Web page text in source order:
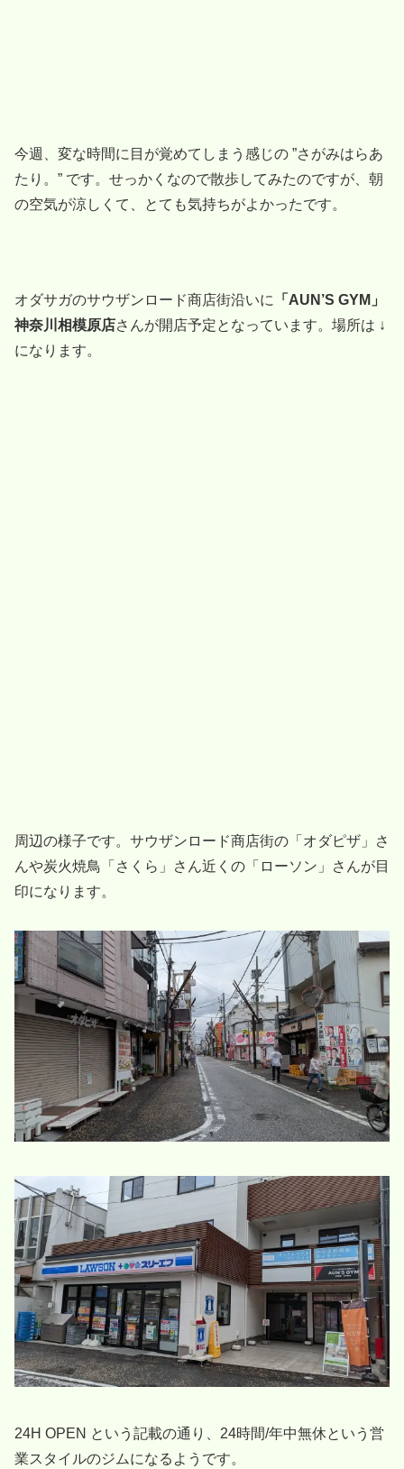
今週、変な時間に目が覚めてしまう感じの ”さがみはらあ
たり。” です。せっかくなので散歩してみたのですが、朝
の空気が涼しくて、とても気持ちがよかったです。
オダサガのサウザンロード商店街沿いに
「AUN’S GYM」
神奈川相模原店さんが開店予定となっています。場所は ↓
になります。
周辺の様子です。サウザンロード商店街の「オダピザ」さ
んや炭火焼鳥「さくら」さん近くの「ローソン」さんが目
印になります。
24H OPEN という記載の通り、24時間/年中無休という営
業スタイルのジムになるようです。